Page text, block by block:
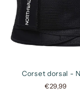
Corset dorsal -
€29,99